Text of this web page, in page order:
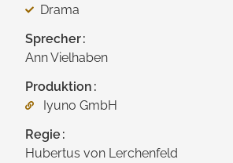
Drama
Sprecher
Ann Vielhaben
Produktion
Iyuno GmbH
Regie
Hubertus von Lerchenfeld